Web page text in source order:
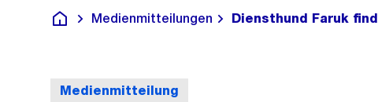
Deutsch
Medienmitteilungen Diensthund Faruk
Medienmitteilung